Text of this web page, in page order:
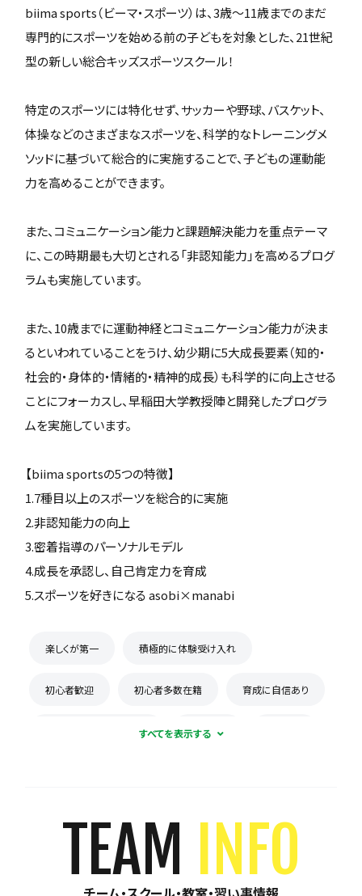
biima sports（ビーマ・スポーツ）は、3歳〜11歳までのまだ
専門的にスポーツを始める前の子どもを対象とした、21世紀
型の新しい総合キッズスポーツスクール！
特定のスポーツには特化せず、サッカーや野球、バスケット、
体操などのさまざまなスポーツを、科学的なトレーニングメ
ソッドに基づいて総合的に実施することで、子どもの運動能
力を高めることができます。
また、コミュニケーション能力と課題解決能力を重点テーマ
に、この時期最も大切とされる「非認知能力」を高めるプログ
ラムも実施しています。
また、10歳までに運動神経とコミュニケーション能力が決ま
るといわれていることをうけ、幼少期に5大成長要素（知的・
社会的・身体的・情緒的・精神的成長）も科学的に向上させる
ことにフォーカスし、早稲田大学教授陣と開発したプログラ
ムを実施しています。
【biima sportsの5つの特徴】
1.7種目以上のスポーツを総合的に実施
2.非認知能力の向上
3.密着指導のパーソナルモデル
4.成長を承認し、自己肯定力を育成
5.スポーツを好きになる asobi×manabi
楽しくが第一 積極的に体験受け入れ
初心者歓迎 初心者多数在籍 育成に自信あり
コーチとの距離感が近い 少数精鋭
初回購入品あり 保護者の当番なし
TEAM INFO